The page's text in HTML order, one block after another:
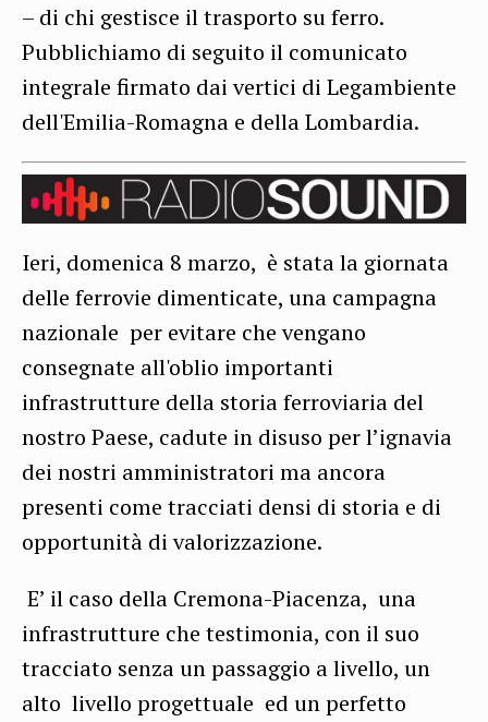
– di chi gestisce il trasporto su ferro.
Pubblichiamo di seguito il comunicato
integrale firmato dai vertici di Legambiente
dell'Emilia-Romagna e della Lombardia.
Ieri, domenica 8 marzo, è stata la giornata
delle ferrovie dimenticate, una campagna
nazionale per evitare che vengano
consegnate all'oblio importanti
infrastrutture della storia ferroviaria del
nostro Paese, cadute in disuso per l’ignavia
dei nostri amministratori ma ancora
presenti come tracciati densi di storia e di
opportunità di valorizzazione.
E’ il caso della Cremona-Piacenza, una
infrastrutture che testimonia, con il suo
tracciato senza un passaggio a livello, un
alto livello progettuale ed un perfetto